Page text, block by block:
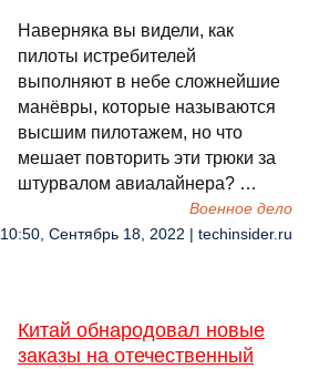
Наверняка вы видели, как
пилоты истребителей
выполняют в небе сложнейшие
манёвры, которые называются
высшим пилотажем, но что
мешает повторить эти трюки за
штурвалом авиалайнера? …
Военное дело
10:50, Сентябрь 18, 2022 | techinsider.ru
Китай обнародовал новые
заказы на отечественный